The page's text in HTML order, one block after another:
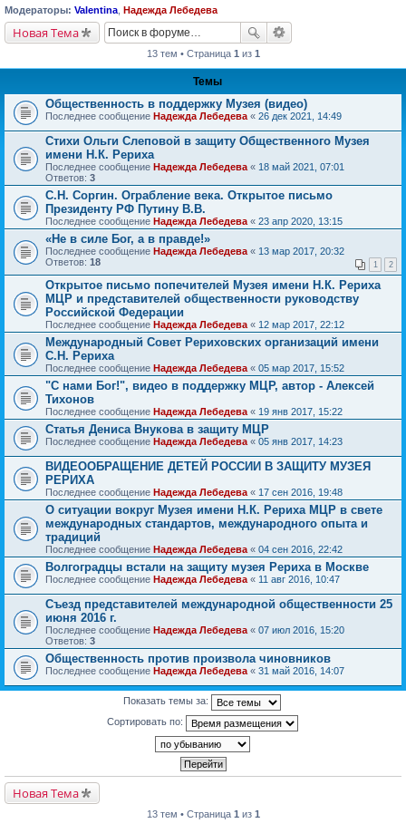
Модераторы: Valentina Надежда Лебедева
Новая Тема
13 тем • Страница 1 из 1
Темы
Общественность в поддержку Музея (видео)
Последнее сообщение Надежда Лебедева « 26 дек 2021, 14:49
Стихи Ольги Слеповой в защиту Общественного Музея
имени Н.К. Рериха
Последнее сообщение Надежда Лебедева « 18 май 2021, 07:01
Ответов: 3
С.Н. Соргин. Ограбление века. Открытое письмо
Президенту РФ Путину В.В.
Последнее сообщение Надежда Лебедева « 23 апр 2020, 13:15
«Не в силе Бог, а в правде!»
Последнее сообщение Надежда Лебедева « 13 мар 2017, 20:32
Ответов: 18 1 2
Открытое письмо попечителей Музея имени Н.К. Рериха
МЦР и представителей общественности руководству
Российской Федерации
Последнее сообщение Надежда Лебедева « 12 мар 2017, 22:12
Международный Совет Рериховских организаций имени
С.Н. Рериха
Последнее сообщение Надежда Лебедева « 05 мар 2017, 15:52
"С нами Бог!", видео в поддержку МЦР, автор - Алексей
Тихонов
Последнее сообщение Надежда Лебедева « 19 янв 2017, 15:22
Статья Дениса Внукова в защиту МЦР
Последнее сообщение Надежда Лебедева « 05 янв 2017, 14:23
ВИДЕООБРАЩЕНИЕ ДЕТЕЙ РОССИИ В ЗАЩИТУ МУЗЕЯ
РЕРИХА
Последнее сообщение Надежда Лебедева « 17 сен 2016, 19:48
О ситуации вокруг Музея имени Н.К. Рериха МЦР в свете
международных стандартов, международного опыта и
традиций
Последнее сообщение Надежда Лебедева « 04 сен 2016, 22:42
Волгоградцы встали на защиту музея Рериха в Москве
Последнее сообщение Надежда Лебедева « 11 авг 2016, 10:47
Съезд представителей международной общественности 25
июня 2016 г.
Последнее сообщение Надежда Лебедева « 07 июл 2016, 15:20
Ответов: 3
Общественность против произвола чиновников
Последнее сообщение Надежда Лебедева « 31 май 2016, 14:07
Показать темы за:
Сортировать по:
Новая Тема
13 тем • Страница 1 из 1